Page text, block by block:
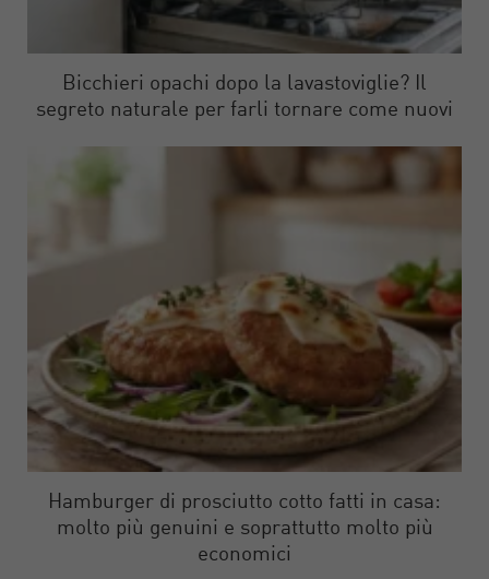
Bicchieri opachi dopo la lavastoviglie? Il
segreto naturale per farli tornare come nuovi
Hamburger di prosciutto cotto fatti in casa:
molto più genuini e soprattutto molto più
economici